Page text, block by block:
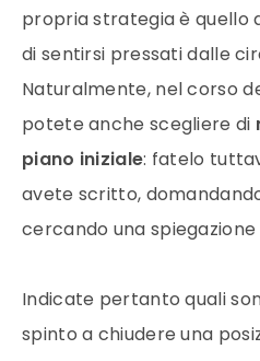
propria strategia è quello
di sentirsi pressati dalle
Naturalmente, nel corso
potete anche scegliere di
piano iniziale: fatelo
avete scritto,
cercando una spiegazione
Indicate pertanto quali
spinto a chiudere una